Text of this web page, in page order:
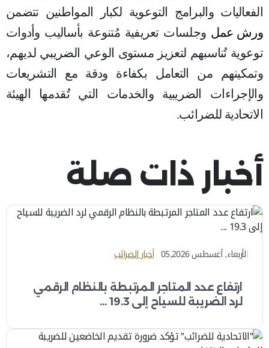
الفعاليات والبرامج التوعوية لكبار المواطنين تتضمن
ورش عمل وجلسات تعريفية مُتنوعة بأساليب وأدوات
توعوية تُناسبهم لتعزيز مستوى الوعي الضريبي لديهم،
وتمكينهم من التعامل بكفاءة ودقة مع التشريعات
والإجراءات الضريبية والخدمات التي تُقدمها الهيئة
الاتحادية للضرائب.
أخبار ذات صلة
الأربعاء, أغسطس 05,2026 أخبار الضرائب
ارتفاع عدد المتاجر المرتبطة بالنظام الرقمي
لرد الضريبة للسياح إلى 19.3 ...